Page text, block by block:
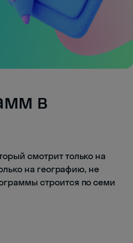
в
смотрит только на
на географию, не
строится по семи